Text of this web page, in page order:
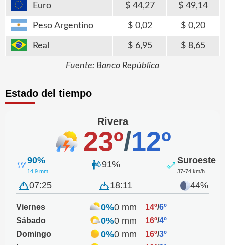
Euro 44,27 49,14
Peso Argentino 0,02 0,20
Real 6,95 8,65
Fuente: Banco República
Estado del tiempo
Rivera
23º/12º
90%
14.9 mm
91% Suroeste
37-74 km/h
07:25 18:11 44%
Viernes 0%0 mm 14º/6º
Sábado
0%0 mm 16º/4º
Domingo
0%0 mm 16º/3º